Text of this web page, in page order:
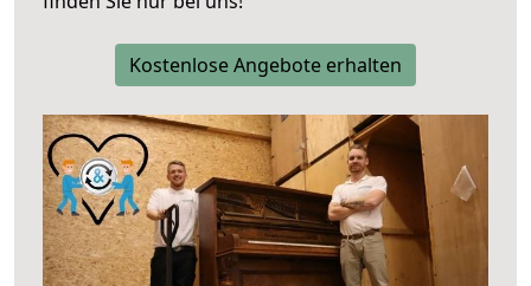
Kostenlose Angebote erhalten